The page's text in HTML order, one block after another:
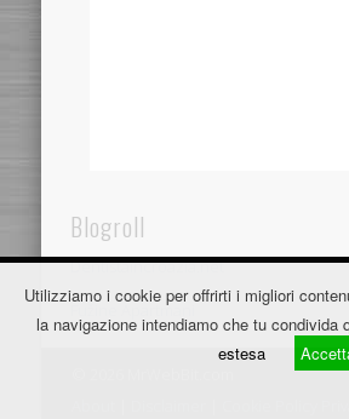
Blogroll
Dentistaincroazia.net
Fužine Apartmani
Utilizziamo i cookie per offrirti i migliori
la navigazione intendiamo che tu condivida
estesa